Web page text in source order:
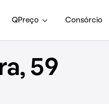
QPreço Consórcio
59